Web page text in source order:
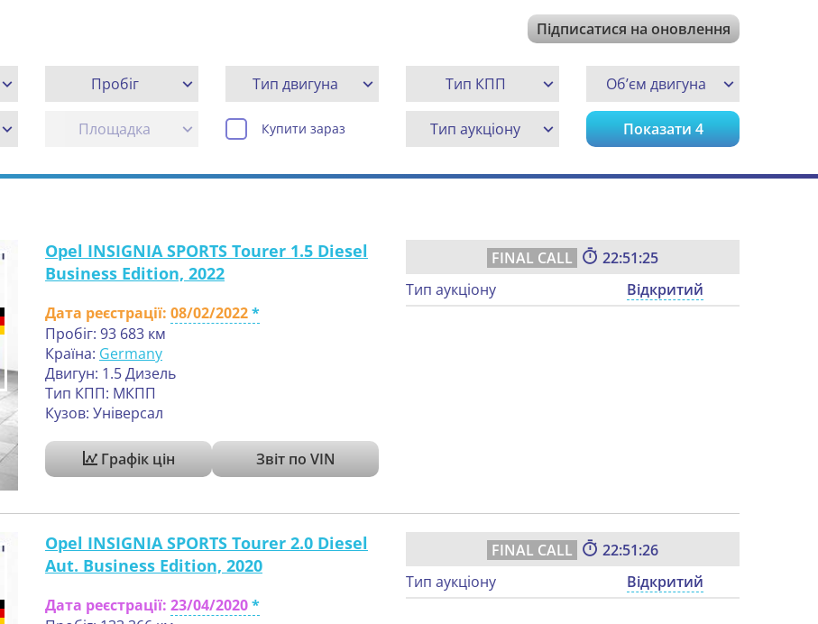
Підписатися на оновлення
Пробіг Тип двигуна Тип КПП Об’єм двигуна
Площадка Купити зараз Тип аукціону Показати4
Opel INSIGNIA SPORTS Tourer 1.5 Diesel
Business Edition, 2022
Дата реєстрації: 08/02/2022
Пробіг: 93 683 км
Країна: Germany
Двигун: 1.5 Дизель
Тип КПП: МКПП
Кузов: Універсал
Графік цін Звіт по VIN
22:51:24
Тип аукціону
Відкритий
Opel INSIGNIA SPORTS Tourer 2.0 Diesel
Aut. Business Edition, 2020
Дата реєстрації: 23/04/2020
22:51:25
Тип аукціону
Відкритий